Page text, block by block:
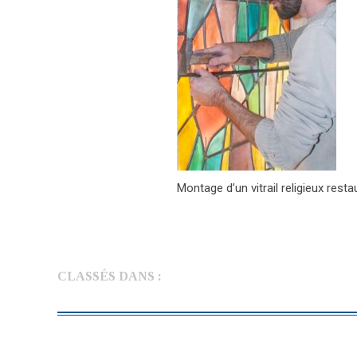
Montage d’un vitrail religieux
CLASSÉS DANS :